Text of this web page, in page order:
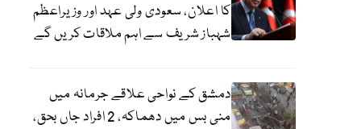
کا اعلان، سعودی ولی عہد اور وزیراعظم
شہباز شریف سے اہم ملاقات کریں گے
دمشق کے نواحی علاقے جرمانہ میں
منی بس میں دھماکہ، 2 افراد جاں بحق،